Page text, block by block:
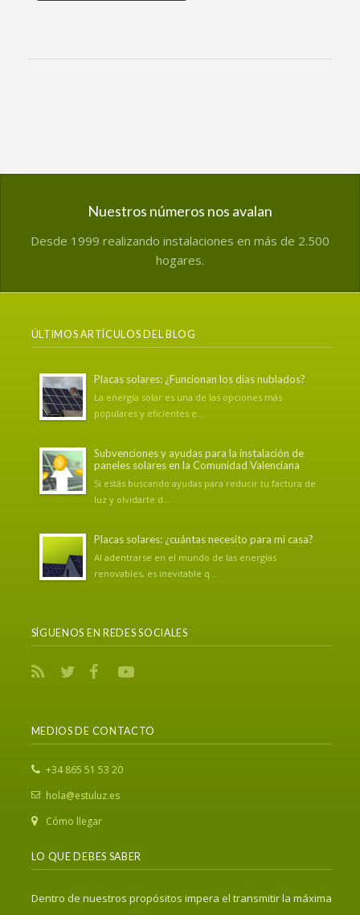
Nuestros números nos avalan
Desde 1999 realizando instalaciones en más de 2.500
hogares.
ÚLTIMOS ARTÍCULOS DEL BLOG
Placas solares: ¿Funcionan los días nublados?
La energía solar es una de las opciones más
populares y eficientes e...
Subvenciones y ayudas para la instalación de
paneles solares en la Comunidad Valenciana
Si estás buscando ayudas para reducir tu factura de
luz y olvidarte d...
Placas solares: ¿cuántas necesito para mi casa?
Al adentrarse en el mundo de las energías
renovables, es inevitable q...
SÍGUENOS EN REDES SOCIALES
MEDIOS DE CONTACTO
‎+34 865 51 53 20
hola@estuluz.es
Cómo llegar
LO QUE DEBES SABER
Dentro de nuestros propósitos impera el transmitir la máxima